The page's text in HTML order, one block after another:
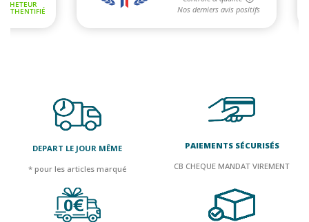
DEPART LE JOUR MÊME
* pour les articles marqué
PAIEMENTS SÉCURISÉS
CB CHEQUE MANDAT VIREMENT